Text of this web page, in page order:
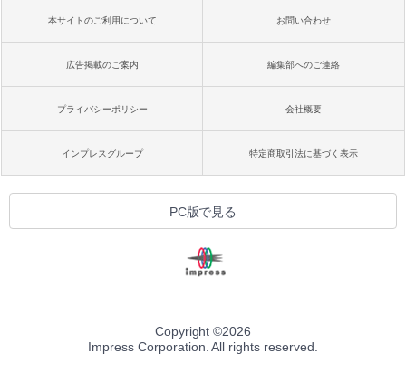
本サイトのご利用について お問い合わせ
広告掲載のご案内 編集部へのご連絡
プライバシーポリシー 会社概要
インプレスグループ 特定商取引法に基づく表示
PC版で見る
Copyright ©2026
Impress Corporation. All rights reserved.